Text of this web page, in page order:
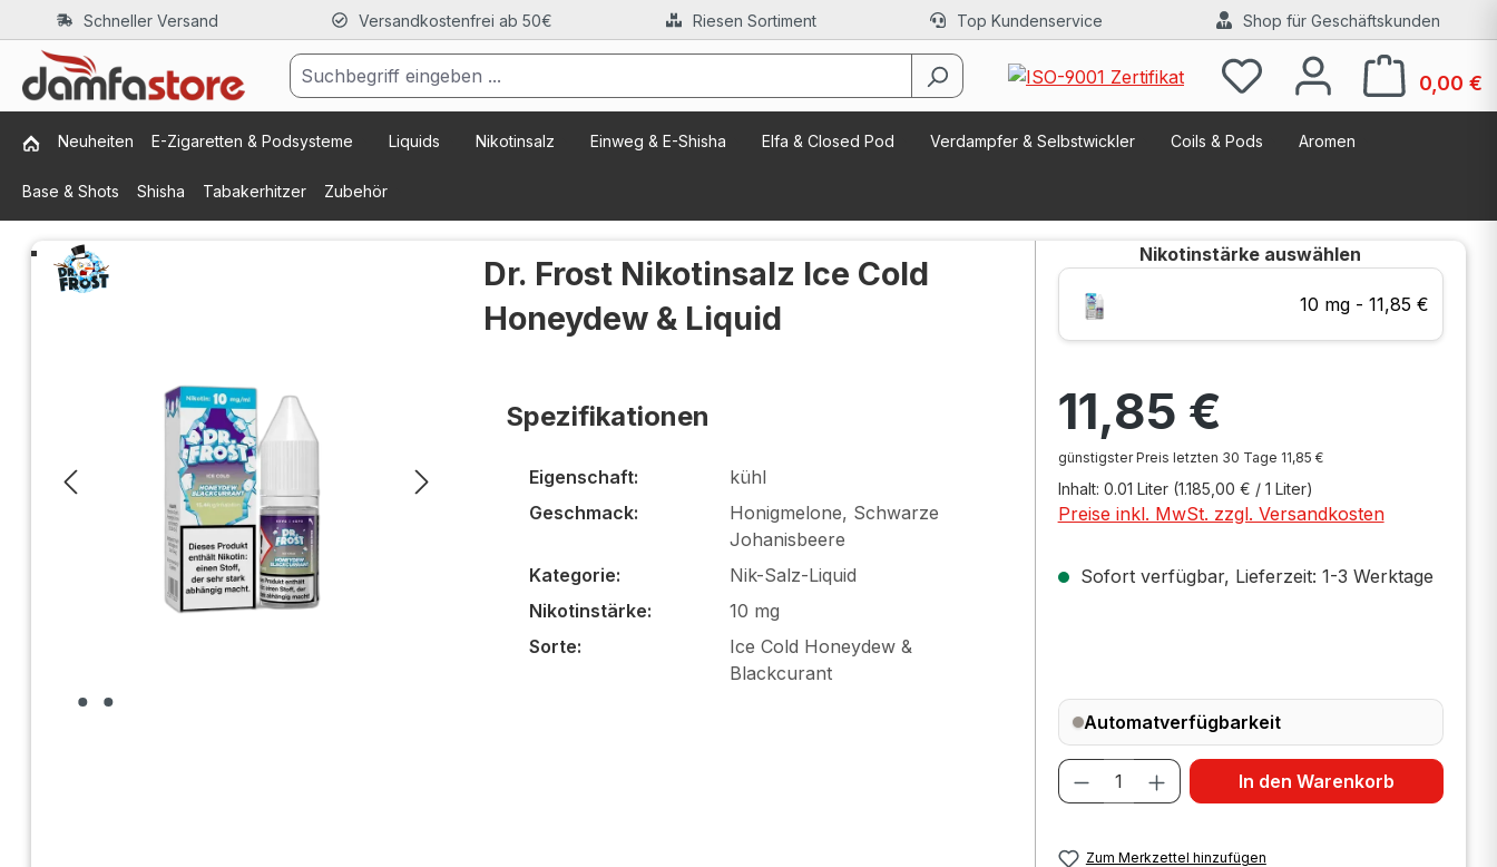
Hauptinhalt springen
Zur Suche springen
Zur Hauptnavigation springen
Schneller Versand Versandkostenfrei ab 50€ Riesen Sortiment Top Kundenservice Shop für Geschäftskunden
0,00 €
Neuheiten E-Zigaretten & Podsysteme Liquids Nikotinsalz Einweg & E-Shisha Elfa & Closed Pod Verdampfer & Selbstwickler Coils & Pods Aromen
Base & Shots Shisha Tabakerhitzer Zubehör
Bildergalerie überspringen
Dr. Frost Nikotinsalz Ice Cold
Honeydew & Liquid
Spezifikationen
Eigenschaft:
kühl
Geschmack:
Honigmelone, Schwarze
Johanisbeere
Kategorie:
Nik-Salz-Liquid
Nikotinstärke:
10 mg
Sorte:
Ice Cold Honeydew &
Blackcurant
Nikotinstärke auswählen
10 mg - 11,85 €
11,85 €
günstigster Preis letzten 30 Tage 11,85 €
Inhalt: 0.01 Liter (1.185,00 € / 1 Liter)
Preise inkl. MwSt. zzgl. Versandkosten
Sofort verfügbar, Lieferzeit: 1-3 Werktage
Automatverfügbarkeit
Produkt Anzahl: Gib den
In den Warenkorb
Zum Merkzettel hinzufügen